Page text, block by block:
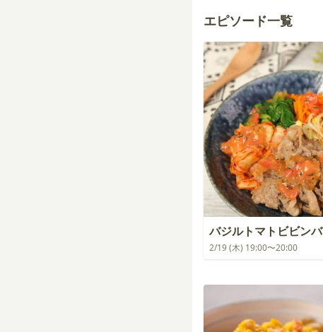
エピソード一覧
バジルトマトビビンバ
2/19 (木) 19:00〜20:00